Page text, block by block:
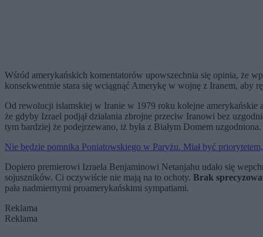
Wśród amerykańskich komentatorów upowszechnia się opinia, że
konsekwentnie stara się wciągnąć Amerykę w wojnę z Iranem, aby
Od rewolucji islamskiej w Iranie w 1979 roku kolejne amerykańskie
że gdyby Izrael podjął działania zbrojne przeciw Iranowi bez
tym bardziej że podejrzewano, iż była z Białym Domem uzgodniona.
Nie będzie pomnika Poniatowskiego w Paryżu. Miał być
Dopiero premierowi Izraela Benjaminowi Netanjahu udało się
sojuszników. Ci oczywiście nie mają na to ochoty. Brak
pała nadmiernymi proamerykańskimi sympatiami.
Reklama
Reklama